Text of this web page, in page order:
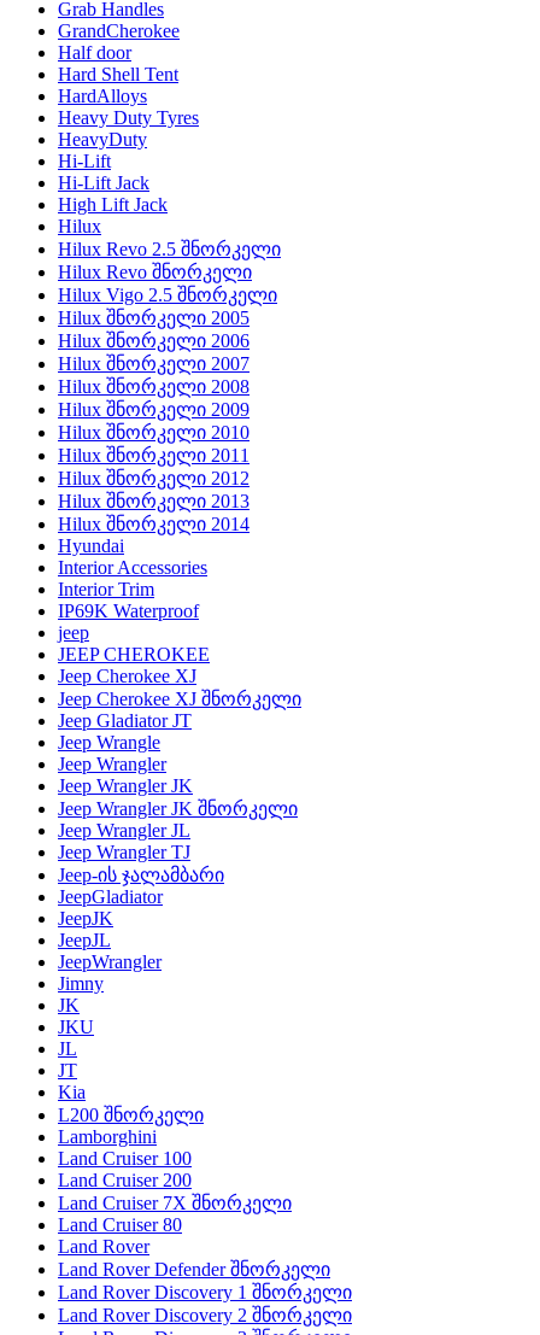
Grab Handles
GrandCherokee
Half door
Hard Shell Tent
HardAlloys
Heavy Duty Tyres
HeavyDuty
Hi-Lift
Hi-Lift Jack
High Lift Jack
Hilux
Hilux Revo 2.5 შნორკელი
Hilux Revo შნორკელი
Hilux Vigo 2.5 შნორკელი
Hilux შნორკელი 2005
Hilux შნორკელი 2006
Hilux შნორკელი 2007
Hilux შნორკელი 2008
Hilux შნორკელი 2009
Hilux შნორკელი 2010
Hilux შნორკელი 2011
Hilux შნორკელი 2012
Hilux შნორკელი 2013
Hilux შნორკელი 2014
Hyundai
Interior Accessories
Interior Trim
IP69K Waterproof
jeep
JEEP CHEROKEE
Jeep Cherokee XJ
Jeep Cherokee XJ შნორკელი
Jeep Gladiator JT
Jeep Wrangle
Jeep Wrangler
Jeep Wrangler JK
Jeep Wrangler JK შნორკელი
Jeep Wrangler JL
Jeep Wrangler TJ
Jeep-ის ჯალამბარი
JeepGladiator
JeepJK
JeepJL
JeepWrangler
Jimny
JK
JKU
JL
JT
Kia
L200 შნორკელი
Lamborghini
Land Cruiser 100
Land Cruiser 200
Land Cruiser 7X შნორკელი
Land Cruiser 80
Land Rover
Land Rover Defender შნორკელი
Land Rover Discovery 1 შნორკელი
Land Rover Discovery 2 შნორკელი